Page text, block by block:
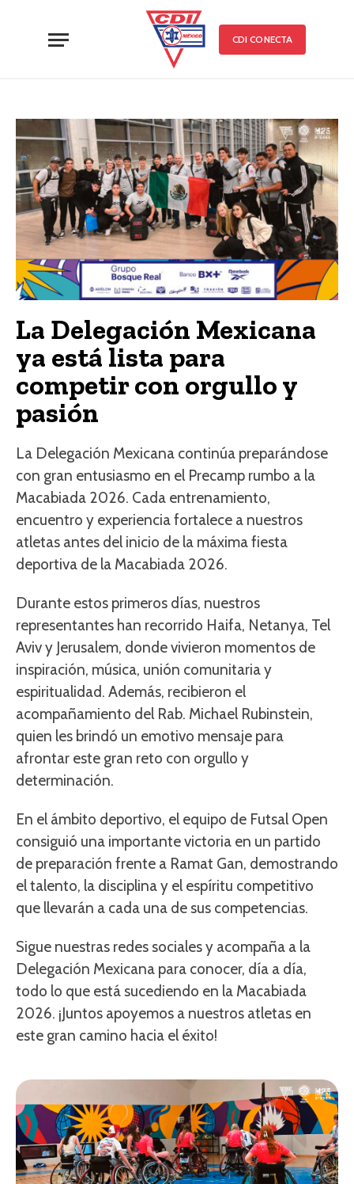
CDI CONECTA
La Delegación Mexicana
ya está lista para
competir con orgullo y
pasión
La Delegación Mexicana continúa preparándose
con gran entusiasmo en el Precamp rumbo a la
Macabiada 2026. Cada entrenamiento,
encuentro y experiencia fortalece a nuestros
atletas antes del inicio de la máxima fiesta
deportiva de la Macabiada 2026.
Durante estos primeros días, nuestros
representantes han recorrido Haifa, Netanya, Tel
Aviv y Jerusalem, donde vivieron momentos de
inspiración, música, unión comunitaria y
espiritualidad. Además, recibieron el
acompañamiento del Rab. Michael Rubinstein,
quien les brindó un emotivo mensaje para
afrontar este gran reto con orgullo y
determinación.
En el ámbito deportivo, el equipo de Futsal Open
consiguió una importante victoria en un partido
de preparación frente a Ramat Gan, demostrando
el talento, la disciplina y el espíritu competitivo
que llevarán a cada una de sus competencias.
Sigue nuestras redes sociales y acompaña a la
Delegación Mexicana para conocer, día a día,
todo lo que está sucediendo en la Macabiada
2026. ¡Juntos apoyemos a nuestros atletas en
este gran camino hacia el éxito!